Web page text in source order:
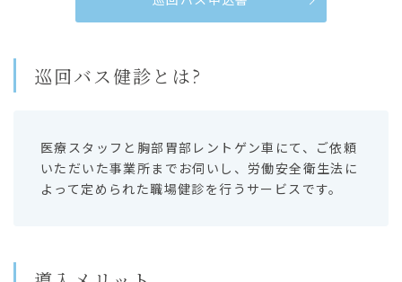
巡回バス健診とは?
医療スタッフと胸部胃部レントゲン車にて、ご依頼
いただいた事業所までお伺いし、労働安全衛生法に
よって定められた職場健診を行うサービスです。